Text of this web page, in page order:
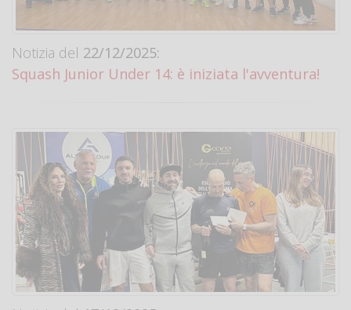
Notizia del 22/12/2025:
Squash Junior Under 14: è iniziata l'avventura!